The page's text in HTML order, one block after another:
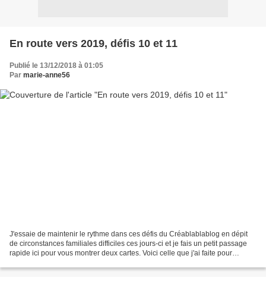
En route vers 2019, défis 10 et 11
Publié le 13/12/2018 à 01:05
Par marie-anne56
J'essaie de maintenir le rythme dans ces défis du Créablablablog en dépit
de circonstances familiales difficiles ces jours-ci et je fais un petit passage
rapide ici pour vous montrer deux cartes. Voici celle que j'ai faite pour